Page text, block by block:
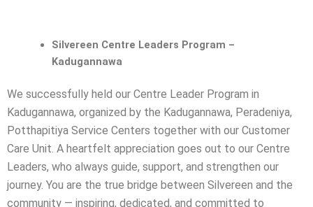
Silvereen Centre Leaders Program –
Kadugannawa
We successfully held our Centre Leader Program in
Kadugannawa, organized by the Kadugannawa, Peradeniya,
Potthapitiya Service Centers together with our Customer
Care Unit. A heartfelt appreciation goes out to our Centre
Leaders, who always guide, support, and strengthen our
journey. You are the true bridge between Silvereen and the
community — inspiring, dedicated, and committed to